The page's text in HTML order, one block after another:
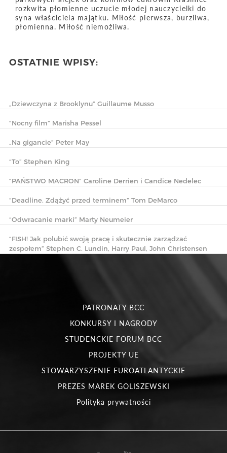
OSTATNIE WPISY:
„Dziewczyna z Brooklynu” Guillaume Musso
“Nocny film” Marisha Pessel
„Na gigancie” Peter May
“To” Stephen King
“PAŃSTWO MACRON” Caroline Derrien i Candice Nedelec
“Deadline. Zdążyć przed terminem” Tom DeMarco
“Odwracanie marki” Marty Neumeier
“FISH! Jak polubić swoją pracę i skutecznie zarządzać
zespołem” Stephen C. Lundin, Harry Paul, John Christensen
rozkwita płomienne uczucie młodej nauczycielki do
syna właściciela majątku. Miłość pierwsza, burzliwa,
płomienna. Miłość niemożliwa.
PATRONATY BCC
KONKURSY I NAGRODY
STUDENCKIE FORUM BCC
PROJEKTY UE
STOWARZYSZENIE EUROATLANTYCKIE
PREZES MAREK GOLISZEWSKI
Polityka prywatności